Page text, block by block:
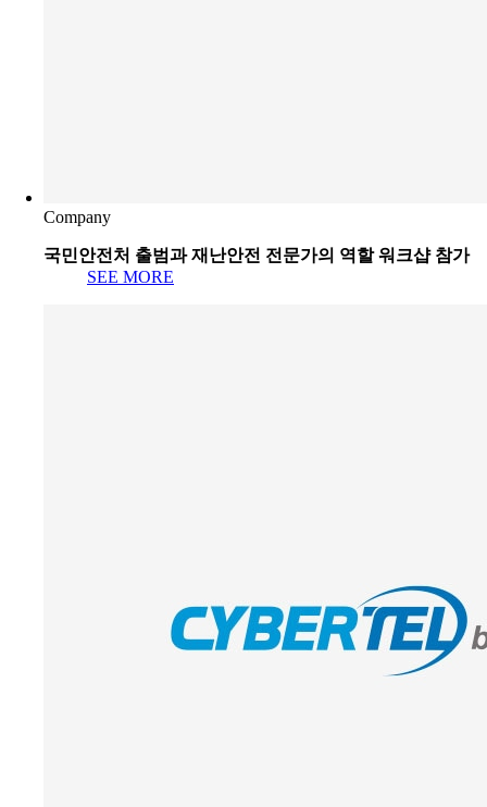
Company
국민안전처 출범과 재난안전 전문가의 역할 워크샵 참가
SEE MORE